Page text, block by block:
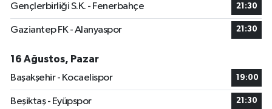
Gençlerbirliği S.K. - Fenerbahçe 21:30
Gaziantep FK - Alanyaspor 21:30
16 Ağustos, Pazar
Başakşehir - Kocaelispor
19:00
Beşiktaş - Eyüpspor 21:30